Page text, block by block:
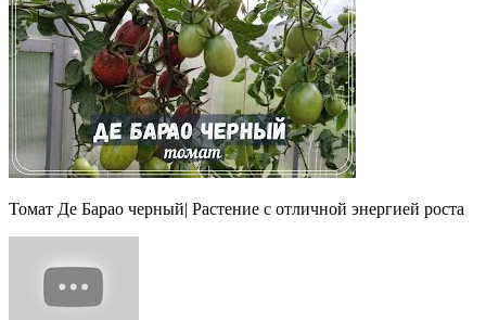
Томат Де Барао черный| Растение с отличной энергией роста